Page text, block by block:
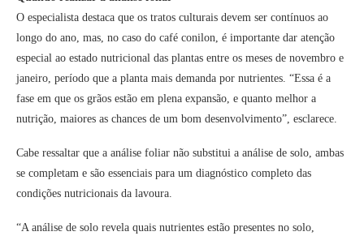
O especialista destaca que os tratos culturais devem ser contínuos ao
longo do ano, mas, no caso do café conilon, é importante dar atenção
especial ao estado nutricional das plantas entre os meses de novembro e
janeiro, período que a planta mais demanda por nutrientes. “Essa é a
fase em que os grãos estão em plena expansão, e quanto melhor a
nutrição, maiores as chances de um bom desenvolvimento”, esclarece.
Cabe ressaltar que a análise foliar não substitui a análise de solo, ambas
se completam e são essenciais para um diagnóstico completo das
condições nutricionais da lavoura.
“A análise de solo revela quais nutrientes estão presentes no solo,